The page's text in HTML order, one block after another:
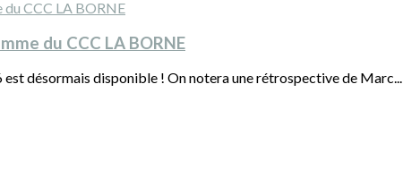
du CCC LA BORNE
désormais disponible ! On notera une rétrospective de Marc...